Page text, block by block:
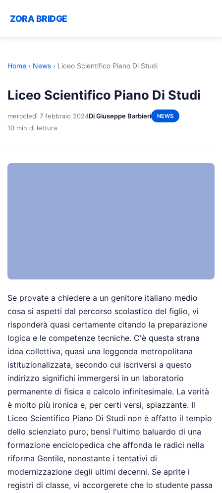
ZORA BRIDGE
Home › News › Liceo Scientifico Piano Di Studi
Liceo Scientifico Piano Di Studi
mercoledì 7 febbraio 2024Di Giuseppe Barbieri NEWS
10 min di lettura
Se provate a chiedere a un genitore italiano medio
cosa si aspetti dal percorso scolastico del figlio, vi
risponderà quasi certamente citando la preparazione
logica e le competenze tecniche. C'è questa strana
idea collettiva, quasi una leggenda metropolitana
istituzionalizzata, secondo cui iscriversi a questo
indirizzo significhi immergersi in un laboratorio
permanente di fisica e calcolo infinitesimale. La verità
è molto più ironica e, per certi versi, spiazzante. Il
Liceo Scientifico Piano Di Studi non è affatto il tempio
dello scienziato puro, bensì l'ultimo baluardo di una
formazione enciclopedica che affonda le radici nella
riforma Gentile, nonostante i tentativi di
modernizzazione degli ultimi decenni. Se aprite i
registri di classe, vi accorgerete che lo studente passa